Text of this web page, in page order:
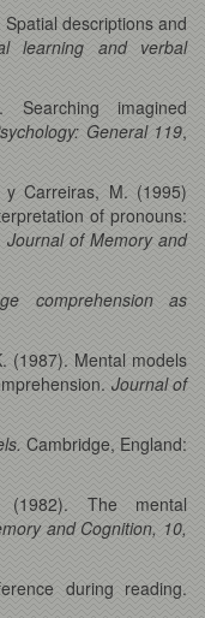
descriptions and
learning and verbal
imagined
General 119,
Carreiras, M. (1995)
of pronouns:
Journal of Memory and
comprehension as
(1987). Mental models
Journal of
Cambridge, England:
The mental
and Cognition, 10,
during reading.